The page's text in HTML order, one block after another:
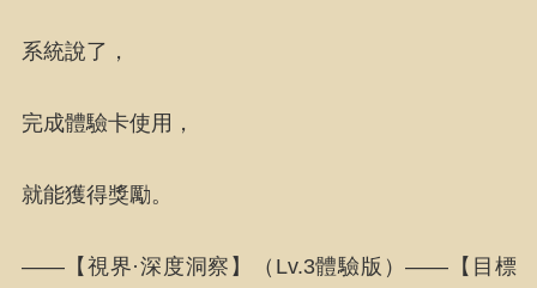
系統說了，
完成體驗卡使用，
就能獲得獎勵。
——【視界·深度洞察】（Lv.3體驗版）——【目標